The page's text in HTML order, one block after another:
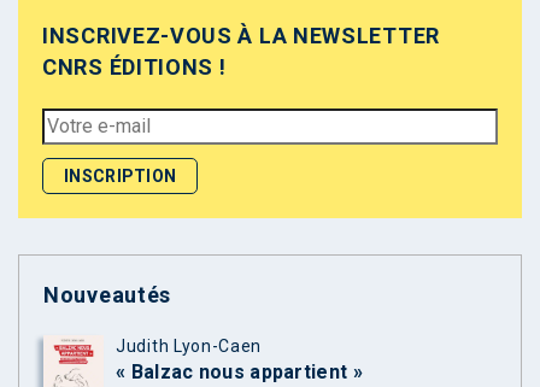
INSCRIVEZ-VOUS À LA NEWSLETTER
CNRS ÉDITIONS !
Nouveautés
Judith Lyon-Caen
« Balzac nous appartient »